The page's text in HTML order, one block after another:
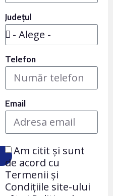
Județul
Telefon
Email
Am citit și sunt
de acord cu
Termenii și
Condițiile site-ului